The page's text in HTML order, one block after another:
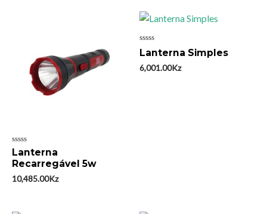
Avaliação
0
de
5
Lanterna
Recarregável 5w
10,485.00Kz
Avaliação
0
de
5
Lanterna Simples
6,001.00Kz